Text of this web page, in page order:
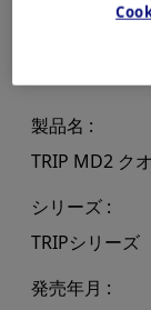
製品名
TRIP MD2 ク
シリーズ
TRIPシリーズ
発売年月